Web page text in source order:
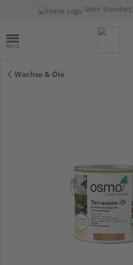
Mein Standort:
Wachse & Öle